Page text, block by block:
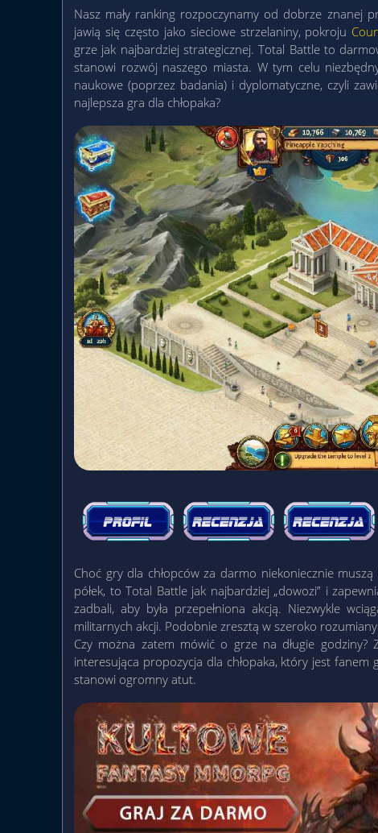
Nasz mały ranking rozpoczynamy od dobrze znanej
jawią się często jako sieciowe strzelaniny, pokroju
grze jak najbardziej strategicznej. Total Battle to
stanowi rozwój naszego miasta. W tym celu
naukowe (poprzez badania) i dyplomatyczne, czyli
najlepsza gra dla chłopaka?
Choć gry dla chłopców za darmo niekoniecznie
półek, to Total Battle jak najbardziej „dowozi” i
zadbali, aby była przepełniona akcją. Niezwykle
militarnych akcji. Podobnie zresztą w szeroko
Czy można zatem mówić o grze na długie
interesująca propozycja dla chłopaka, który jest
stanowi ogromny atut.